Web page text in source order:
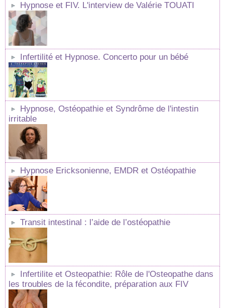
Hypnose et FIV. L'interview de Valérie TOUATI
Infertilité et Hypnose. Concerto pour un bébé
Hypnose, Ostéopathie et Syndrôme de l'intestin
irritable
Hypnose Ericksonienne, EMDR et Ostéopathie
Transit intestinal : l’aide de l’ostéopathie
Infertilite et Osteopathie: Rôle de l'Osteopathe dans
les troubles de la fécondite, préparation aux FIV